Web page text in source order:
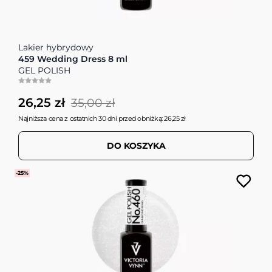
Lakier hybrydowy
459 Wedding Dress 8 ml
GEL POLISH
26,25 zł 35,00 zł
Najniższa cena z ostatnich 30 dni przed obniżką: 26,25 zł
DO KOSZYKA
-25%